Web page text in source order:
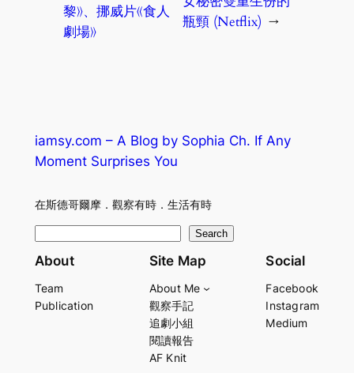
黎》、挪威片《食人
劇場》
瓶頸 (Netflix) →
iamsy.com – A Blog by Sophia Ch. If Any
Moment Surprises You
在斯德哥爾摩．觀察有時．生活有時
e
r
Search
About
Team
Publication
Site Map
About Me
觀察手記
追劇小組
閱讀報告
AF Knit
Social
Facebook
Instagram
Medium